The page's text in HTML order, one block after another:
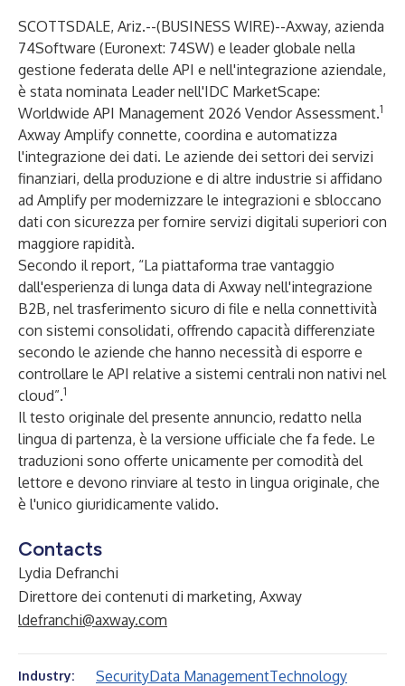
SCOTTSDALE, Ariz.--(BUSINESS WIRE)--Axway, azienda
74Software (Euronext: 74SW) e leader globale nella
gestione federata delle API e nell'integrazione aziendale,
è stata nominata Leader nell'IDC MarketScape:
Worldwide API Management 2026 Vendor Assessment.1
Axway Amplify connette, coordina e automatizza
l'integrazione dei dati. Le aziende dei settori dei servizi
finanziari, della produzione e di altre industrie si affidano
ad Amplify per modernizzare le integrazioni e sbloccano
dati con sicurezza per fornire servizi digitali superiori con
maggiore rapidità.
Secondo il report, “La piattaforma trae vantaggio
dall'esperienza di lunga data di Axway nell'integrazione
B2B, nel trasferimento sicuro di file e nella connettività
con sistemi consolidati, offrendo capacità differenziate
secondo le aziende che hanno necessità di esporre e
controllare le API relative a sistemi centrali non nativi nel
cloud”.1
Il testo originale del presente annuncio, redatto nella
lingua di partenza, è la versione ufficiale che fa fede. Le
traduzioni sono offerte unicamente per comodità del
lettore e devono rinviare al testo in lingua originale, che
è l'unico giuridicamente valido.
Contacts
Lydia Defranchi
Direttore dei contenuti di marketing, Axway
ldefranchi@axway.com
Industry: SecurityData ManagementTechnology